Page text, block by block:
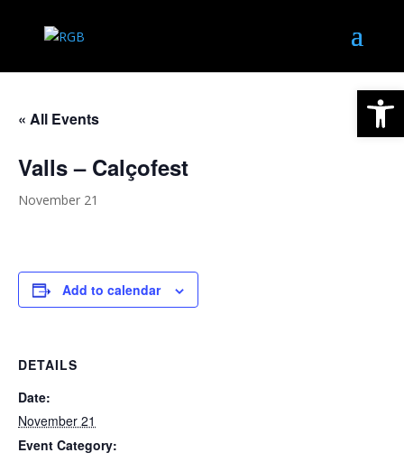
« All Events
Valls – Calçofest
November 21
Add to calendar
DETAILS
Date:
November 21
Event Category: